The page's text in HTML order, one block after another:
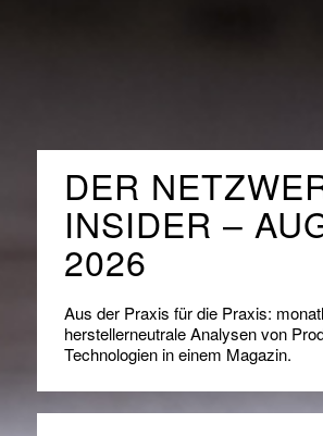
DER
INSIDER –
2026
Aus der Praxis für die Praxis:
herstellerneutrale Analysen von
Technologien in einem Magazin.